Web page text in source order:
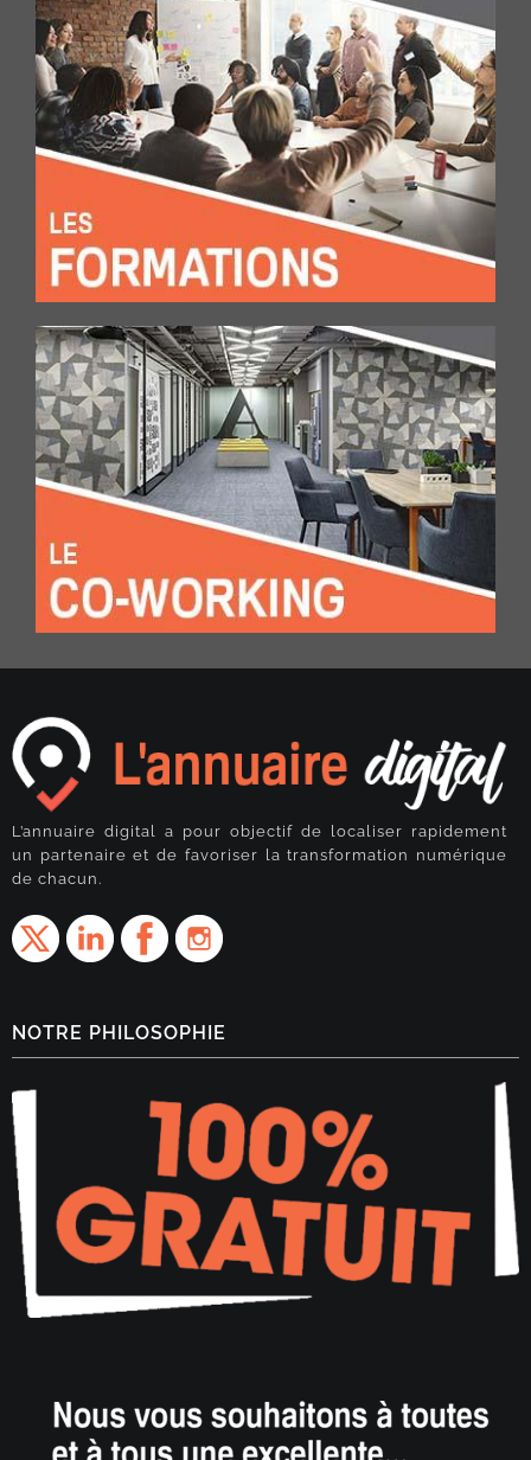
L’annuaire digital a pour objectif de localiser rapidement
un partenaire et de favoriser la transformation numérique
de chacun.
NOTRE PHILOSOPHIE